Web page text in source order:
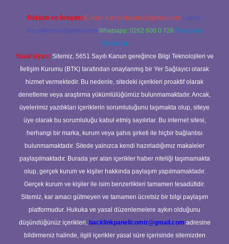
Reklam ve İletişim: E-mail: backlinkpaneli@gmail.com Teams:
forumhizmeti@gmail.com Whatsapp: 0262 606 0 726 Telegram:
@karabul
Yasal Uyarı: Sitemiz, 5651 Sayılı Kanun gereğince Bilgi Teknolojileri ve
İletişim Kurumu (BTK) tarafından onaylanmış bir Yer Sağlayıcı olarak
hizmet vermektedir. Bu nedenle, sitedeki içerikleri proaktif olarak
denetleme veya araştırma yükümlülüğümüz bulunmamaktadır. Ancak,
üyelerimiz yazdıkları içeriklerin sorumluluğunu taşımakta olup, siteye
üye olarak bu sorumluluğu kabul etmiş sayılırlar. Bu internet sitesi,
herhangi bir marka, kurum veya şahıs şirketi ile hiçbir bağlantısı
bulunmamaktadır. Sitede yalnızca kendi hazırladığımız makaleler
paylaşılmaktadır. Burada yer alan içerikler haber niteliği taşımamakta
olup, gerçek kurum ve kişiler hakkında paylaşım yapılmamaktadır.
Gerçek kurum ve kişiler ile isim benzerlikleri tamamen tesadüfidir.
Sitemiz, kar amacı gütmeyen ve tamamen ücretsiz bir bilgi paylaşım
platformudur. Hukuka ve yasal düzenlemelere aykırı olduğunu
düşündüğünüz içerikleri, backlinkpanelicomtr@gmail.com adresine
bildirmeniz halinde, ilgili içerikler yasal süre içerisinde sitemizden